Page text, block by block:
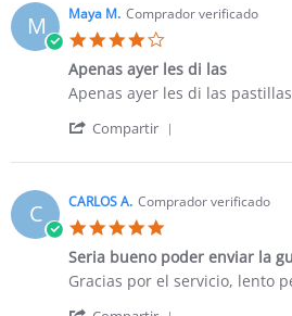
Nov
2025
Jessica
12
Nov
2025
M Maya M. Comprador verificado
star
rating
Apenas ayer les di las
Review
Maya
on
Jun
2025
review
Apenas
les
las
Apenas ayer les di las
Compartir
Review
Maya
30
Jun
2025
C CARLOS A. Comprador verificado
star
rating
Seria bueno poder enviar la
Review
review
Gracias por el servicio, lento